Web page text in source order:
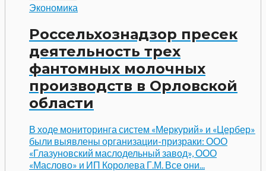
Экономика
Россельхознадзор пресек
деятельность трех
фантомных молочных
производств в Орловской
области
В ходе мониторинга систем «Меркурий» и «Цербер»
были выявлены организации-призраки: ООО
«Глазуновский маслодельный завод», ООО
«Маслово» и ИП Королева Г.М. Все они...